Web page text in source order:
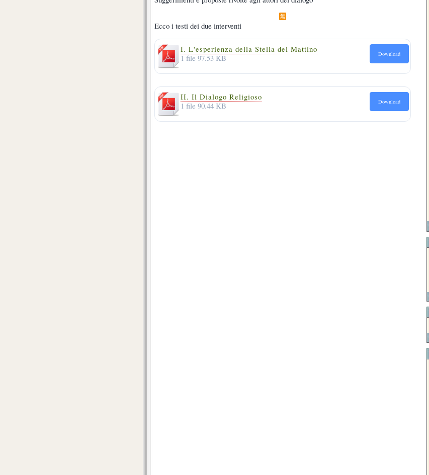
Ecco i testi dei due interventi
I. L'esperienza della Stella del Mattino
1 file97.53 KB Download
II. Il Dialogo Religioso
1 file90.44 KB Download